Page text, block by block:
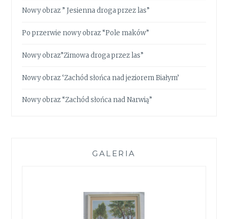
Nowy obraz ” Jesienna droga przez las”
Po przerwie nowy obraz “Pole maków”
Nowy obraz”Zimowa droga przez las”
Nowy obraz ‘Zachód słońca nad jeziorem Białym’
Nowy obraz “Zachód słońca nad Narwią”
GALERIA